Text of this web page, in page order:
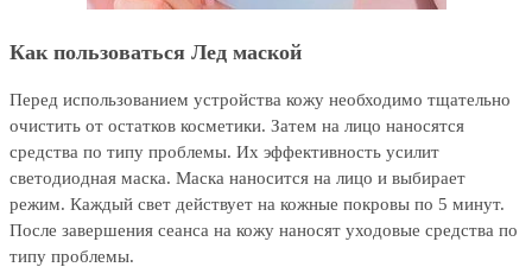
Как пользоваться Лед маской
Перед использованием устройства кожу необходимо тщательно
очистить от остатков косметики. Затем на лицо наносятся
средства по типу проблемы. Их эффективность усилит
светодиодная маска. Маска наносится на лицо и выбирает
режим. Каждый свет действует на кожные покровы по 5 минут.
После завершения сеанса на кожу наносят уходовые средства по
типу проблемы.